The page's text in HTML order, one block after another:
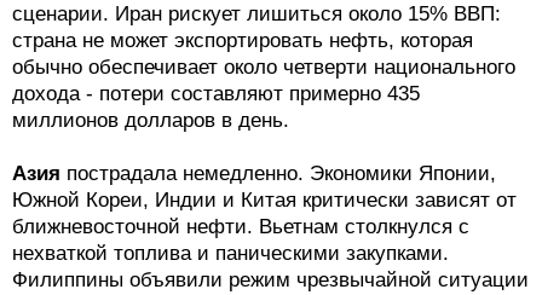
сценарии. Иран рискует лишиться около 15% ВВП:
страна не может экспортировать нефть, которая
обычно обеспечивает около четверти национального
дохода - потери составляют примерно 435
миллионов долларов в день.
Азия пострадала немедленно. Экономики Японии,
Южной Кореи, Индии и Китая критически зависят от
ближневосточной нефти. Вьетнам столкнулся с
нехваткой топлива и паническими закупками.
Филиппины объявили режим чрезвычайной ситуации